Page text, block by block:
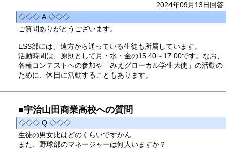
2024年09月13日回答
◇◇◇ A ◇◇◇
ご質問ありがとうございます。
ESS部には、遠方から通っている生徒も所属しています。
活動時間は、原則として月・水・金の15:40～17:00です。なお、
各種コンテストへの参加や「みえグローカル学生大使」の活動の
ために、休日に活動することもあります。
■宇治山田商業高校への質問
◇◇◇ Q ◇◇◇
生徒の男女比はどのくらいですかん
また、野球部のマネージャーは何人いますか？